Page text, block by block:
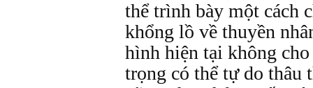
thể trình bày một cách
khổng lồ về thuyền
hình hiện tại không
trọng có thể tự do thâu